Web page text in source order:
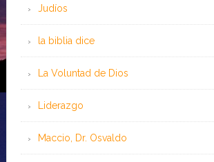
Judíos
la biblia dice
La Voluntad de Dios
Liderazgo
Maccio, Dr. Osvaldo